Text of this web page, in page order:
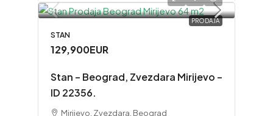
PRODAJA
STAN
129,900EUR
Stan – Beograd, Zvezdara Mirijevo –
ID 22356.
Mirijevo, Zvezdara, Beograd